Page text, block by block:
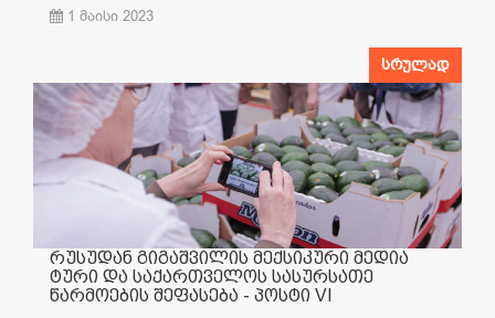
1 მაისი 2023
სრულად
რუსუდან გიგაშვილის მექსიკური მედია
ტური და საქართველოს სასურსათე
წარმოების შეფასება - პოსტი VI